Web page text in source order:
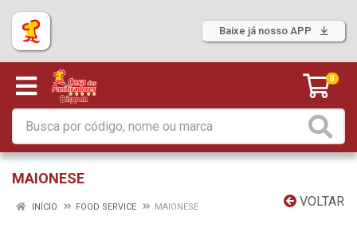
Baixe já nosso APP
0
MAIONESE
VOLTAR
INÍCIO FOOD SERVICE MAIONESE